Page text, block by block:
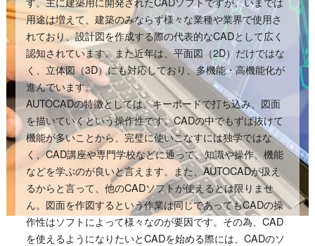
用途は増えて、建築のみならず様々な業種や業界で使用さ
れており、設計図を作成する際の代表的なCADとして広く
認知されています。また近年は、平面図（2D）だけではな
く、立体図（3D）にも対応しており、多機能・高機能化が
進んでいます。
AUTOCADの特徴としては、キーボードで打ち込み、図面
を描いていくという操作性です。CADの中でもずば抜けて
機能が多いことから、完璧に使いこなすには独学ではな
く、CAD講座や専門学校などに通って、知識や操作、機能
などを学ぶのが良いと言えます。また、AUTOCADが扱え
るからと言って、他のCADソフトが使えるとは限りませ
ん。図面を作図するという作業は同じであってもCADの操
作性はソフトによって様々なのが要因です。その為、CAD
を使えるようになりたいとCADを始める際には、CADのソ